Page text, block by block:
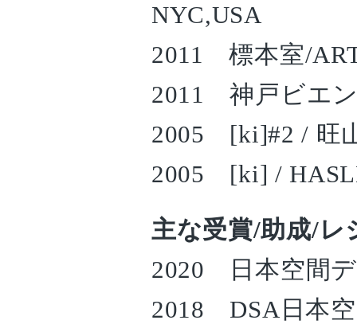
NYC,USA
2011 標本室/
2011 神戸ビエ
2005 [ki]#2 / 旺
2005 [ki] /
主な受賞/助成/レ
2020 日本空間
2018 DSA日本